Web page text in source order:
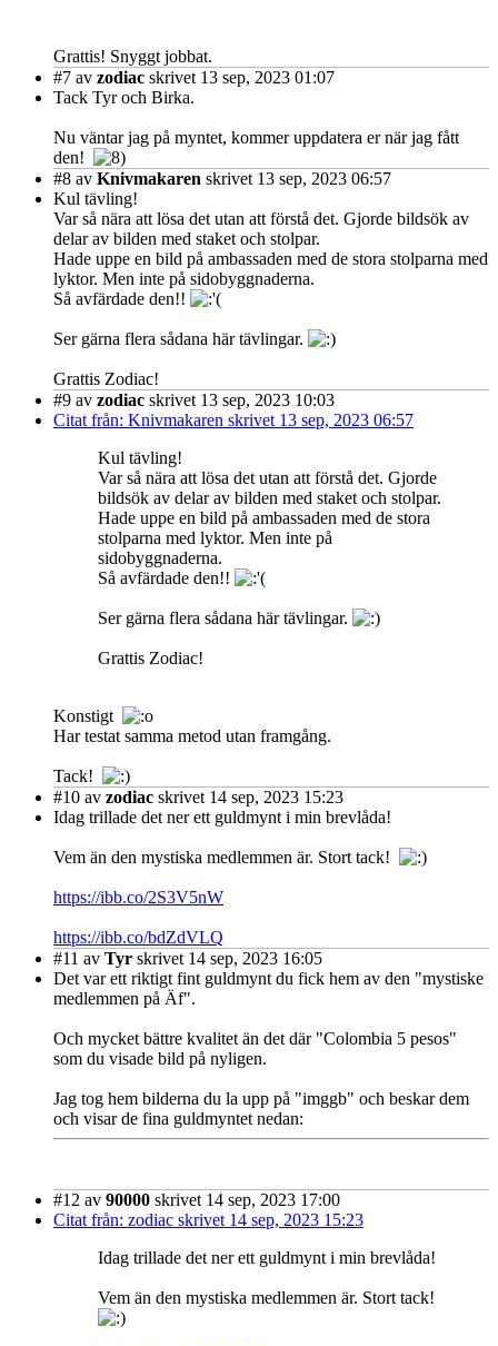
Grattis! Snyggt jobbat.
#7 av zodiac skrivet 13 sep, 2023 01:07
Tack Tyr och Birka.
Nu väntar jag på myntet, kommer uppdatera er när jag fått
den!
#8 av Knivmakaren skrivet 13 sep, 2023 06:57
Kul tävling!
Var så nära att lösa det utan att förstå det. Gjorde bildsök av
delar av bilden med staket och stolpar.
Hade uppe en bild på ambassaden med de stora stolparna med
lyktor. Men inte på sidobyggnaderna.
Så avfärdade den!!
Ser gärna flera sådana här tävlingar.
Grattis Zodiac!
#9 av zodiac skrivet 13 sep, 2023 10:03
Citat från: Knivmakaren skrivet 13 sep, 2023 06:57
Kul tävling!
Var så nära att lösa det utan att förstå det. Gjorde
bildsök av delar av bilden med staket och stolpar.
Hade uppe en bild på ambassaden med de stora
stolparna med lyktor. Men inte på
sidobyggnaderna.
Så avfärdade den!!
Ser gärna flera sådana här tävlingar.
Grattis Zodiac!
Konstigt
Har testat samma metod utan framgång.
Tack!
#10 av zodiac skrivet 14 sep, 2023 15:23
Idag trillade det ner ett guldmynt i min brevlåda!
Vem än den mystiska medlemmen är. Stort tack!
https://ibb.co/2S3V5nW
https://ibb.co/bdZdVLQ
#11 av Tyr skrivet 14 sep, 2023 16:05
Det var ett riktigt fint guldmynt du fick hem av den "mystiske
medlemmen på Äf".
Och mycket bättre kvalitet än det där "Colombia 5 pesos"
som du visade bild på nyligen.
Jag tog hem bilderna du la upp på "imggb" och beskar dem
och visar de fina guldmyntet nedan:
#12 av 90000 skrivet 14 sep, 2023 17:00
Citat från: zodiac skrivet 14 sep, 2023 15:23
Idag trillade det ner ett guldmynt i min brevlåda!
Vem än den mystiska medlemmen är. Stort tack!